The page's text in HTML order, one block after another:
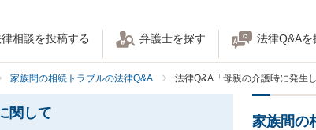
相談を投稿する 弁護士を探す 法律Q&Aを
家族間の相続トラブルの法律Q&A 法律Q&A「母親の介護時に発生
関して
家族間の